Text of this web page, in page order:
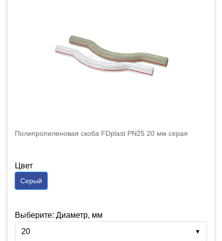
Полипропиленовая скоба FDplast PN25 20 мм серая
Цвет
Серый
Выберите: Диаметр, мм
20
▼